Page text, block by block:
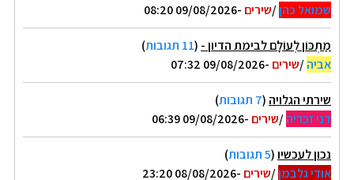
שמואל כהן/שירים -09/08/2026 08:20
מַתְכּוֹן לְעוֹלָם לבימת הדיון - (11 תגובות
)
אביה/שירים -09/08/2026 07:32
שירתי הגלויה (7 תגובות
)
דני זכריה/שירים -09/08/2026 06:39
נכון לעכשיו(5 תגובות
)
אודי גלבמן/שירים -08/08/2026 23:20